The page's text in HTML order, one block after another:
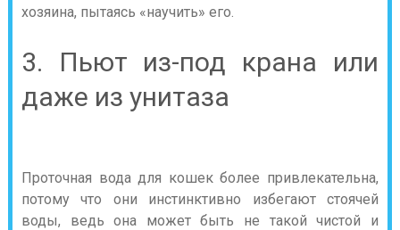
хозяина, пытаясь «научить» его.
3. Пьют из-под крана или
даже из унитаза
Проточная вода для кошек более привлекательна,
потому что они инстинктивно избегают стоячей
воды, ведь она может быть не такой чистой и